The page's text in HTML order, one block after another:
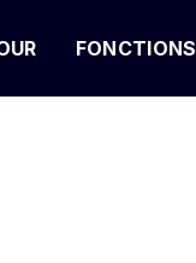
FONCTIONS